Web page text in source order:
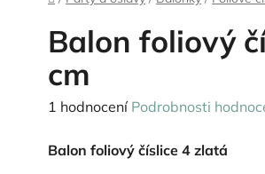
Balon foliový
cm
Průměrné
produktu
1 hodnocení Podrobnosti
Balon foliový číslice 4 zlatá